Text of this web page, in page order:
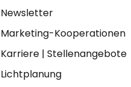
Newsletter
Marketing-Kooperationen
Karriere| Stellenangebote
Lichtplanung